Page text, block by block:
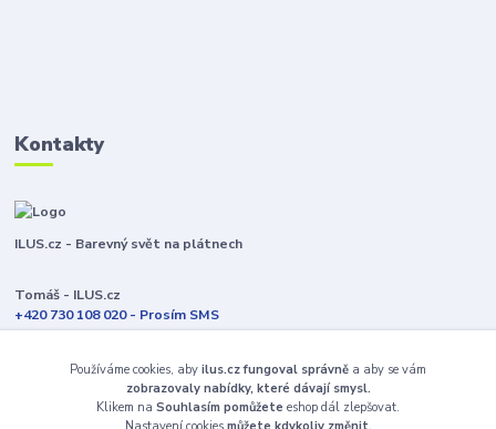
Kontakty
ILUS.cz - Barevný svět na plátnech
Tomáš - ILUS.cz
+420 730 108 020 - Prosím SMS
Jsme většinu času ve výrobě
info@ilus.cz
Používáme cookies, aby ilus.cz fungoval správně a aby se vám
zobrazovaly nabídky, které dávají smysl.
Klikem na Souhlasím pomůžete eshop dál zlepšovat.
Nastavení cookies můžete kdykoliv změnit.